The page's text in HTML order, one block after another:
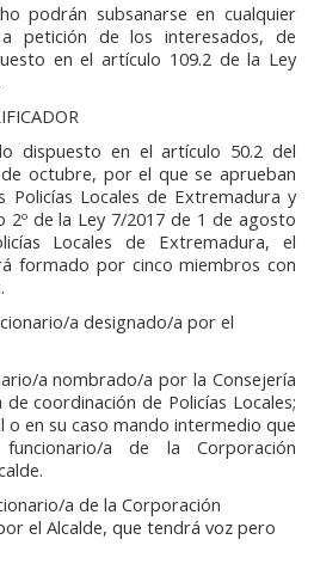
podrán subsanarse en cualquier
petición de los interesados, de
en el artículo 109.2 de la Ley
dispuesto en el artículo 50.2 del
octubre, por el que se aprueban
Policías Locales de Extremadura y
2º de la Ley 7/2017 de 1 de agosto
Locales de Extremadura, el
formado por cinco miembros con
a designado/a por el
a nombrado/a por la Consejería
coordinación de Policías Locales;
o en su caso mando intermedio que
a de la Corporación
a de la Corporación
el Alcalde, que tendrá voz pero